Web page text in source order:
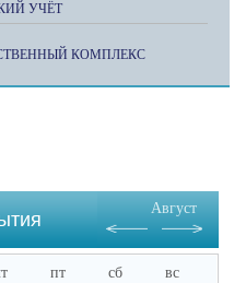
УЧЁТ
КОМПЛЕКС
Август
пт сб вс